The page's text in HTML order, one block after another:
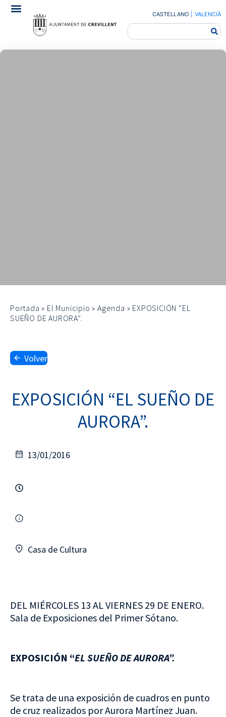
CASTELLANO VALENCIÀ
Portada » El Municipio »Agenda » EXPOSICIÓN “EL
SUEÑO DE AURORA”.
Volver
EXPOSICIÓN “EL SUEÑO DE
AURORA”.
13/01/2016
Casa de Cultura
DEL MIÉRCOLES 13 AL VIERNES 29 DE ENERO.
Sala de Exposiciones del Primer Sótano.
EXPOSICIÓN “EL SUEÑO DE AURORA”.
Se trata de una exposición de cuadros en punto
de cruz realizados por Aurora Martínez Juan.